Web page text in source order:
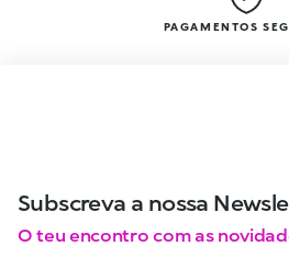
PAGAMENTOS
Subscreva a nossa
O teu encontro com as